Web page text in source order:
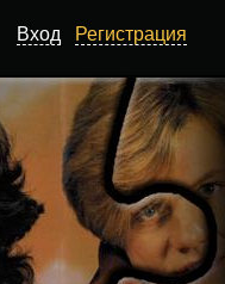
Вход Регистрация